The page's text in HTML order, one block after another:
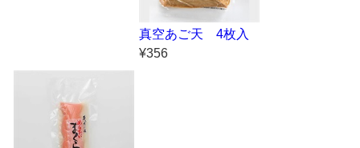
真空あご天 4枚入
¥356